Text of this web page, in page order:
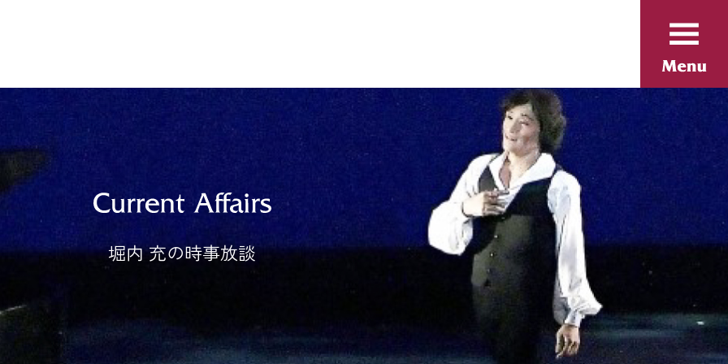
堀内 充の時事放談